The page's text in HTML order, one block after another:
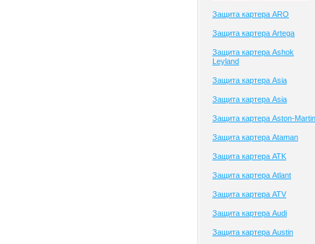
Защита картера ARO
Защита картера Artega
Защита картера Ashok
Leyland
Защита картера Asia
Защита картера Asia
Защита картера Aston-Martin
Защита картера Ataman
Защита картера ATK
Защита картера Atlant
Защита картера ATV
Защита картера Audi
Защита картера Austin